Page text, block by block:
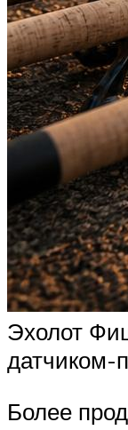
Эхолот
датчиком-
Более